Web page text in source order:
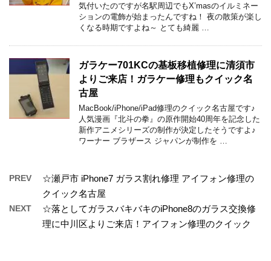
気付いたのですが名駅周辺でもX’masのイルミネー
ションの電飾が始まったんですね！ 夜の散策が楽し
くなる時期ですよね～ とても綺麗 …
ガラケー701KCの基板移植修理に清須市
よりご来店！ガラケー修理もクイック名
古屋
MacBook/iPhone/iPad修理のクイック名古屋です♪
人気漫画『北斗の拳』の原作開始40周年を記念した
新作アニメシリーズの制作が決定したそうですよ♪
ワーナー ブラザース ジャパンが制作を …
PREV
☆瀬戸市 iPhone7 ガラス割れ修理 アイフォン修理の
クイック名古屋
NEXT
☆落としてガラスバキバキのiPhone8のガラス交換修
理に中川区よりご来店！アイフォン修理のクイック